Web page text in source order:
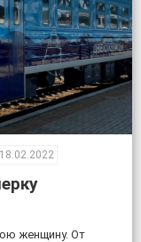
18.02.2022
женщину. От